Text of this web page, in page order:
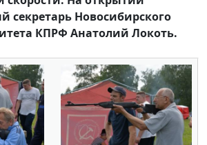
секретарь Новосибирского
КПРФ Анатолий Локоть.